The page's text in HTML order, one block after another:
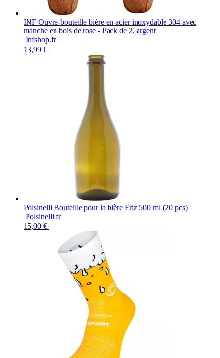
INF Ouvre-bouteille bière en acier inoxydable 304 avec
manche en bois de rose - Pack de 2, argent
Infshop.fr
13,99 €
Polsinelli Bouteille pour la bière Friz 500 ml (20 pcs)
Polsinelli.fr
15,00 €